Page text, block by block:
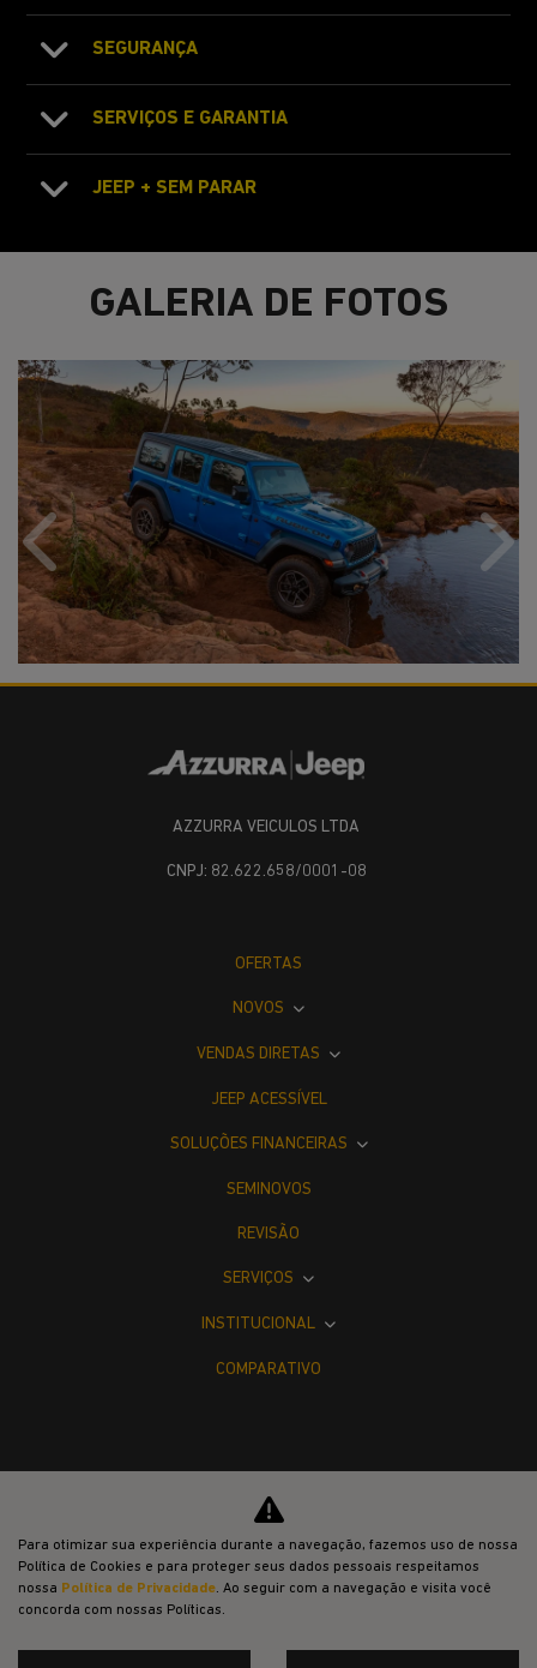
SEGURANÇA
SERVIÇOS E GARANTIA
JEEP + SEM PARAR
GALERIA DE FOTOS
Anterior
AZZURRA VEICULOS LTDA
CNPJ: 82.622.658/0001-08
OFERTAS
NOVOS
VENDAS DIRETAS
JEEP ACESSÍVEL
SOLUÇÕES FINANCEIRAS
SEMINOVOS
REVISÃO
SERVIÇOS
INSTITUCIONAL
COMPARATIVO
Desacelere. Seu bem maior é a vida.
Para otimizar sua experiência durante a navegação, fazemos uso de nossa
Política de Cookies e para proteger seus dados pessoais respeitamos
nossa Política de Privacidade. Ao seguir com a navegação e visita você
concorda com nossas Políticas.